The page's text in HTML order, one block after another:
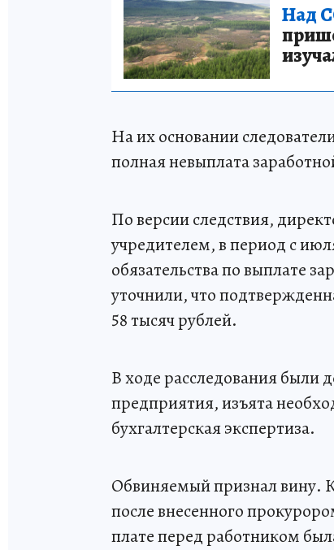
Над
На их основании
полная невыплата
По версии следствия,
учредителем, в период с
обязательства по выплате
уточнили, что
58 тысяч рублей.
В ходе расследования
предприятия, изъята
бухгалтерская экспертиза.
Обвиняемый признал вину.
после внесенного
плате перед работником